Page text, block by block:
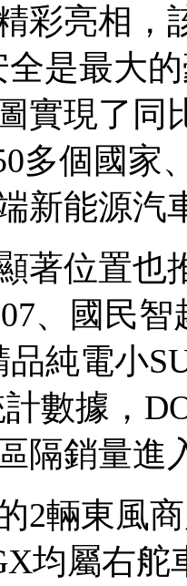
彩亮相，
全是最大
實現了同
多個國
新能源汽
位置也
、國民
純電小
數據，
隔銷量進
東風商
均屬右